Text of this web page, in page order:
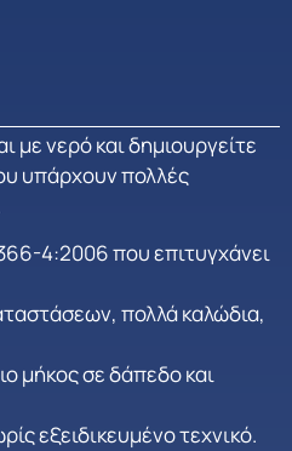
με νερό και δημιουργείτε
υπάρχουν πολλές
4:2006 που επιτυγχάνει
πολλά καλώδια,
μήκος σε δάπεδο και
εξειδικευμένο τεχνικό.